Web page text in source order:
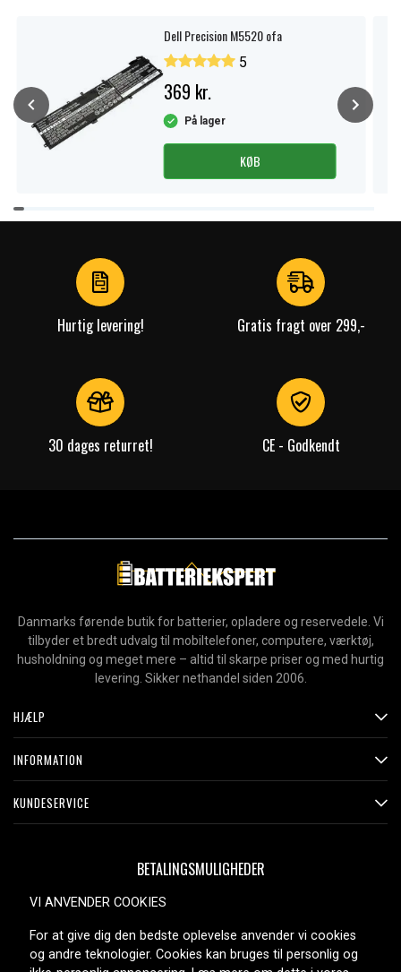
Dell Precision M5520 ofa
5
369 kr.
På lager
KØB
Item
1
Hurtig levering! Gratis fragt over 299,-
30 dages returret! CE - Godkendt
Danmarks førende butik for batterier, opladere og reservedele. Vi
tilbyder et bredt udvalg til mobiltelefoner, computere, værktøj,
husholdning og meget mere – altid til skarpe priser og med hurtig
levering. Sikker nethandel siden 2006.
HJÆLP
INFORMATION
KUNDESERVICE
BETALINGSMULIGHEDER
LEVERINGSMULIGHEDER
VI ANVENDER COOKIES
For at give dig den bedste oplevelse anvender vi cookies
og andre teknologier. Cookies kan bruges til personlig og